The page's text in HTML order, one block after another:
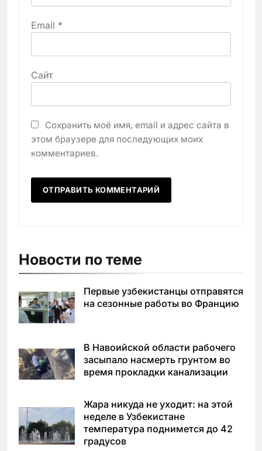
Email *
Сайт
Сохранить моё имя, email и адрес сайта в
этом браузере для последующих моих
комментариев.
Новости по теме
Первые узбекистанцы отправятся
на сезонные работы во Францию
В Навоийской области рабочего
засыпало насмерть грунтом во
время прокладки канализации
Жара никуда не уходит: на этой
неделе в Узбекистане
температура поднимется до 42
градусов